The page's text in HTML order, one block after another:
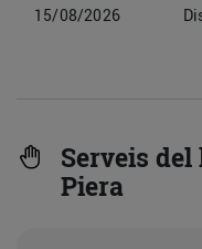
15/08/2026
Serveis
Piera